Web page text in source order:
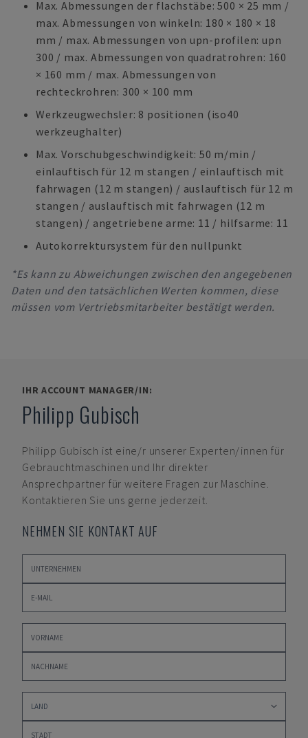
Max. Abmessungen der flachstäbe: 500 × 25 mm /
max. Abmessungen von winkeln: 180 × 180 × 18
mm / max. Abmessungen von upn-profilen: upn
300 / max. Abmessungen von quadratrohren: 160
× 160 mm / max. Abmessungen von
rechteckrohren: 300 × 100 mm
Werkzeugwechsler: 8 positionen (iso40
werkzeughalter)
Max. Vorschubgeschwindigkeit: 50 m/min /
einlauftisch für 12 m stangen / einlauftisch mit
fahrwagen (12 m stangen) / auslauftisch für 12 m
stangen / auslauftisch mit fahrwagen (12 m
stangen) / angetriebene arme: 11 / hilfsarme: 11
Autokorrektursystem für den nullpunkt
*Es kann zu Abweichungen zwischen den angegebenen
Daten und den tatsächlichen Werten kommen, diese
müssen vom Vertriebsmitarbeiter bestätigt werden.
IHR ACCOUNT MANAGER/IN:
Philipp Gubisch
Philipp Gubisch ist eine/r unserer Experten/innen für
Gebrauchtmaschinen und Ihr direkter
Ansprechpartner für weitere Fragen zur Maschine.
Kontaktieren Sie uns gerne jederzeit.
NEHMEN SIE KONTAKT AUF